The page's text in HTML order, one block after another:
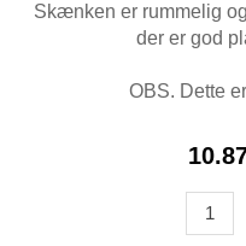
Skænken er rummelig
der er god
OBS. Dette